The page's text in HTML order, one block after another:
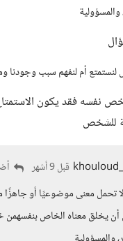
والمسؤولية
أم لنفهم سبب وجودنا
نفسه فقد يكون
للشخص
قبل 9 أشهر
تحمل معنى موضوعيًا أو جاهزًا
أن يخلق معناه الخاص بنفسهمن